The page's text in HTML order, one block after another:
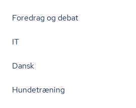
Foredrag og debat
IT
Dansk
Hundetræning